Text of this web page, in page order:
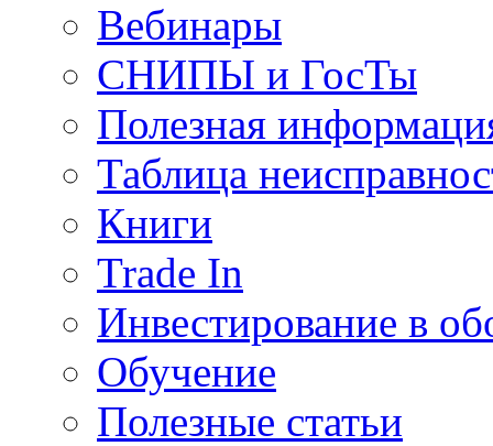
Вебинары
СНИПЫ и ГосТы
Полезная
Таблица
Книги
Trade In
Инвестирование в
Обучение
Полезные статьи